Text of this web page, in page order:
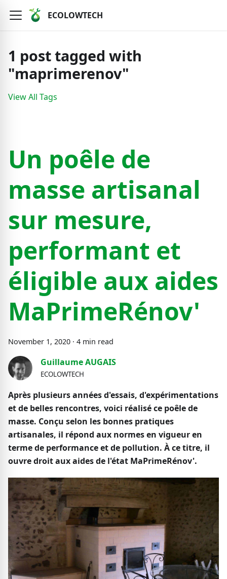
ECOLOWTECH
1 posttagged with
"maprimerenov"
View All Tags
Un poêle de
masse artisanal
sur mesure,
performant et
éligible aux aides
MaPrimeRénov'
November 1, 2020 · 4 min read
Guillaume AUGAIS
ECOLOWTECH
Après plusieurs années d'essais, d'expérimentations
et de belles rencontres, voici réalisé ce poêle de
masse. Conçu selon les bonnes pratiques
artisanales, il répond aux normes en vigueur en
terme de performance et de pollution. À ce titre, il
ouvre droit aux aides de l'état MaPrimeRénov'.